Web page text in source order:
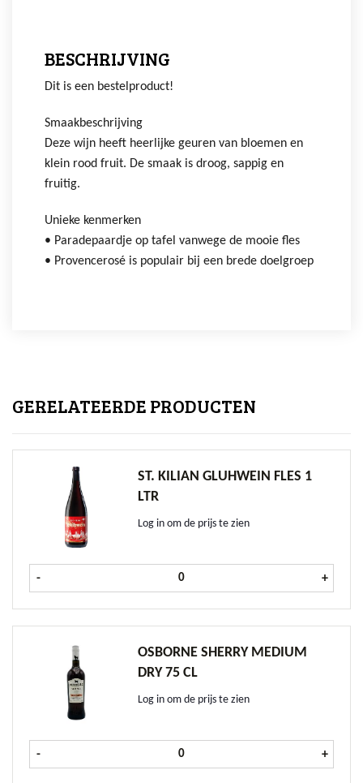
BESCHRIJVING
Dit is een bestelproduct!
Smaakbeschrijving
Deze wijn heeft heerlijke geuren van bloemen en
klein rood fruit. De smaak is droog, sappig en
fruitig.
Unieke kenmerken
• Paradepaardje op tafel vanwege de mooie fles
• Provencerosé is populair bij een brede doelgroep
GERELATEERDE PRODUCTEN
ST. KILIAN GLUHWEIN FLES 1
LTR
Log in om de prijs te zien
- St. Kilian Gluhwein fles 1 ltr aantal
+
OSBORNE SHERRY MEDIUM
DRY 75 CL
Log in om de prijs te zien
- Osborne Sherry Medium Dry 75 cl
+